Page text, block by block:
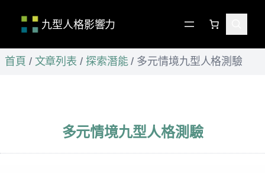
跳
至
九型人格影響力
首頁 / 文章列表 / 探索潛能/ 多元情境九型人格測驗
多元情境九型人格測驗